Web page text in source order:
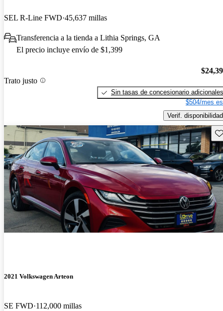
SEL R-Line FWD 45,637 millas
Transferencia a la tienda a Lithia Springs, GA
El precio incluye envío de $1,399
Trato justo
Sin tasas de concesionario adicionales
$504/mes
Verif. disponibilidad
2021 Volkswagen Arteon
SE FWD 112,000 millas